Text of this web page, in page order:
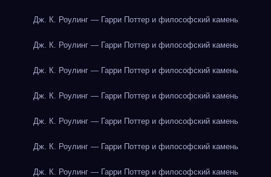
Дж. К. Роулинг — Гарри Поттер и философский камень
Дж. К. Роулинг — Гарри Поттер и философский камень
Дж. К. Роулинг — Гарри Поттер и философский камень
Дж. К. Роулинг — Гарри Поттер и философский камень
Дж. К. Роулинг — Гарри Поттер и философский камень
Дж. К. Роулинг — Гарри Поттер и философский камень
Дж. К. Роулинг — Гарри Поттер и философский камень